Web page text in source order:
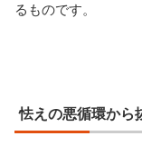
るものです。
怯えの悪循環から